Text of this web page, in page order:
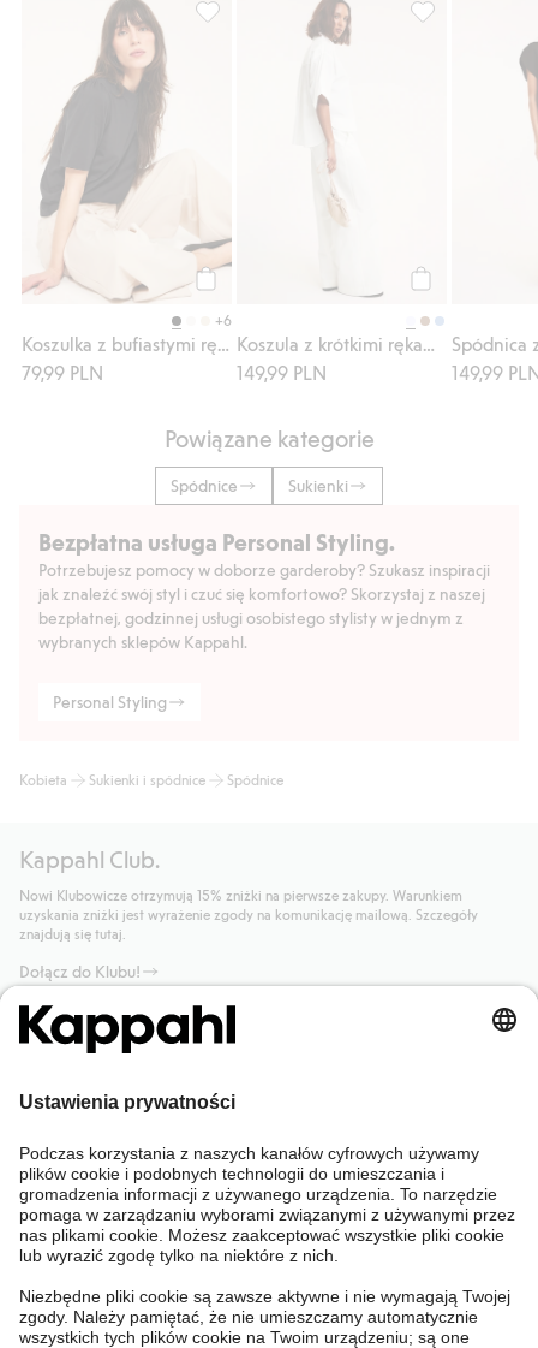
+6
79,99 PLN
Koszulka z bufiastymi rękawami, Dodaj
149,99 PLN
Spódnica
149,99
Powiązane kategorie
Spódnice Sukienki
Bezpłatna usługa Personal Styling.
Potrzebujesz pomocy w doborze garderoby? Szukasz inspiracji
jak znaleźć swój styl i czuć się komfortowo? Skorzystaj z naszej
bezpłatnej, godzinnej usługi osobistego stylisty w jednym z
wybranych sklepów Kappahl.
Personal Styling
Kobieta Sukienki i spódnice Spódnice
Kappahl Club.
Nowi Klubowicze otrzymują 15% zniżki na pierwsze zakupy. Warunkiem
uzyskania zniżki jest wyrażenie zgody na komunikację mailową. Szczegóły
znajdują się tutaj.
Dołącz do Klubu!
Potrzebujesz pomocy?
Sklep internetowy
Częste pytania
Kappahl Club
Mój profil
O nas